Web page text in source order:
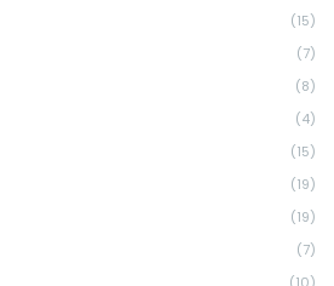
(15)
(7)
(8)
(4)
(15)
(19)
(19)
(7)
(10)